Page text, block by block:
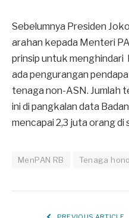
Sebelumnya Presiden
arahan kepada Menteri
prinsip untuk menghindari
ada pengurangan
tenaga non-ASN. Jumlah
ini di pangkalan data
mencapai 2,3 juta orang di
MenPAN RB Tenaga